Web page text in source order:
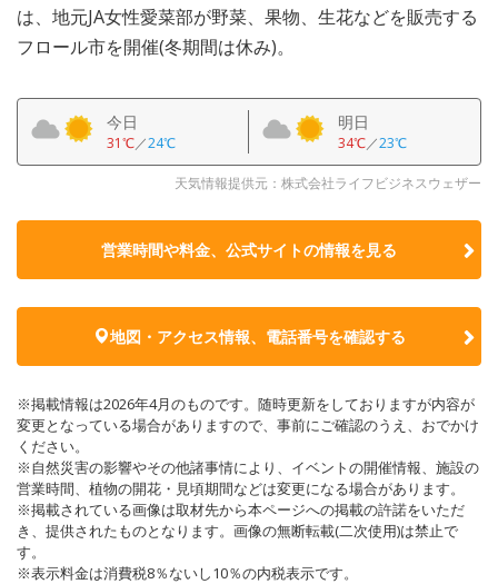
は、地元JA女性愛菜部が野菜、果物、生花などを販売する
フロール市を開催(冬期間は休み)。
今日
31℃／24℃
明日
34℃／23℃
天気情報提供元：株式会社ライフビジネスウェザー
営業時間や料金、公式サイトの情報を見る
地図・アクセス情報、電話番号を確認する
※掲載情報は2026年4月のものです。随時更新をしておりますが内容が
変更となっている場合がありますので、事前にご確認のうえ、おでかけ
ください。
※自然災害の影響やその他諸事情により、イベントの開催情報、施設の
営業時間、植物の開花・見頃期間などは変更になる場合があります。
※掲載されている画像は取材先から本ページへの掲載の許諾をいただ
き、提供されたものとなります。画像の無断転載(二次使用)は禁止で
す。
※表示料金は消費税8％ないし10％の内税表示です。